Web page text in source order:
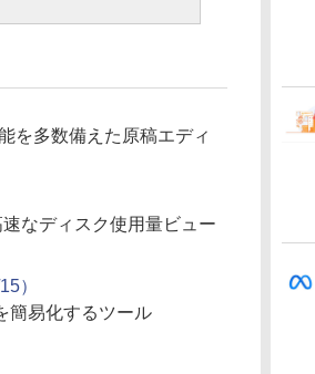
を多数備えた原稿エディ
なディスク使用量ビュー
）
簡易化するツール